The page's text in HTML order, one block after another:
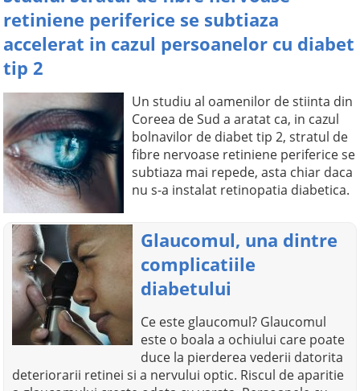
retiniene periferice se subtiaza
accelerat in cazul persoanelor cu diabet
tip 2
Un studiu al oamenilor de stiinta din
Coreea de Sud a aratat ca, in cazul
bolnavilor de diabet tip 2, stratul de
fibre nervoase retiniene periferice se
subtiaza mai repede, asta chiar daca
nu s-a instalat retinopatia diabetica.
Glaucomul, una dintre
complicatiile
diabetului
Ce este glaucomul? Glaucomul
este o boala a ochiului care poate
duce la pierderea vederii datorita
deteriorarii retinei si a nervului optic. Riscul de aparitie